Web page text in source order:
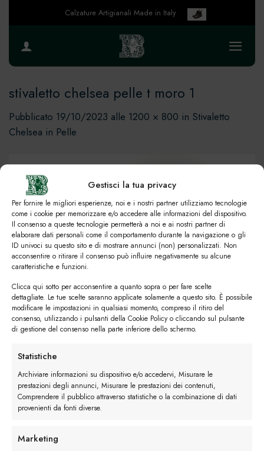
Gestisci la tua privacy
Per fornire le migliori esperienze, noi e i nostri partner utilizziamo tecnologie
come i cookie per memorizzare e/o accedere alle informazioni del dispositivo.
Il consenso a queste tecnologie permetterà a noi e ai nostri partner di
elaborare dati personali come il comportamento durante la navigazione o gli
ID univoci su questo sito e di mostrare annunci (non) personalizzati. Non
acconsentire o ritirare il consenso può influire negativamente su alcune
caratteristiche e funzioni.
Clicca qui sotto per acconsentire a quanto sopra o per fare scelte
dettagliate. Le tue scelte saranno applicate solamente a questo sito. È possibile
modificare le impostazioni in qualsiasi momento, compreso il ritiro del
consenso, utilizzando i pulsanti della Cookie Policy o cliccando sul pulsante
di gestione del consenso nella parte inferiore dello schermo.
Statistiche
Archiviare informazioni su dispositivo e/o accedervi, Misurare le
prestazioni degli annunci, Misurare le prestazioni dei contenuti,
Comprendere il pubblico attraverso statistiche o la combinazione di dati
provenienti da fonti diverse.
Marketing
Calzature Artigianali Made in Italy
stivaletto chelsea pelle t moro 1
Pubblicato 19/10/2023 alle 1200 × 800 in Stivaletto
Chelsea in Pelle
Precedente
Successivo→
Lascia un commento
Devi essere